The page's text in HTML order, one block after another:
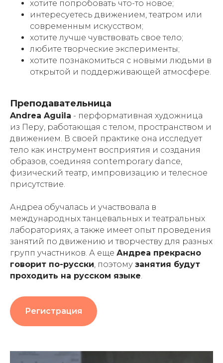
хотите попробовать что-то новое;
интересуетесь движением, театром или
современным искусством;
хотите лучше чувствовать свое тело;
любите творческие эксперименты;
хотите познакомиться с новыми людьми в
открытой и поддерживающей атмосфере.
Преподавательница
Andrea Aguila - перформативная художница
из Перу, работающая с телом, пространством и
движением. В своей практике она исследует
тело как инструмент восприятия и создания
образов, соединяя contemporary dance,
физический театр, импровизацию и телесное
присутствие.
Андреа обучалась и участвовала в
международных танцевальных и театральных
лабораториях, а также имеет опыт проведения
занятий по движению и творчеству для разных
групп участников. А еще Андреа прекрасно
говорит по-русски, поэтому занятия будут
проходить на русском языке.
Регистрация